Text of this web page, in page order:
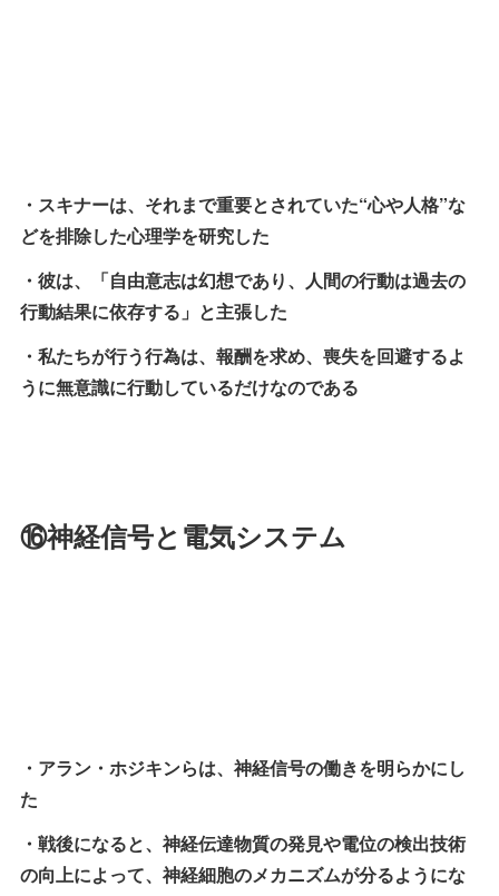
・スキナーは、それまで重要とされていた“心や人格”な
どを排除した心理学を研究した
・彼は、「自由意志は幻想であり、人間の行動は過去の
行動結果に依存する」と主張した
・私たちが行う行為は、報酬を求め、喪失を回避するよ
うに無意識に行動しているだけなのである
⑯神経信号と電気システム
・アラン・ホジキンらは、神経信号の働きを明らかにし
た
・戦後になると、神経伝達物質の発見や電位の検出技術
の向上によって、神経細胞のメカニズムが分るようにな